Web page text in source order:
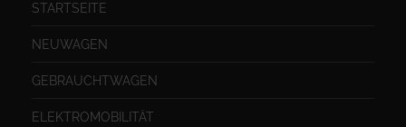
STARTSEITE
NEUWAGEN
GEBRAUCHTWAGEN
ELEKTROMOBILITÄT